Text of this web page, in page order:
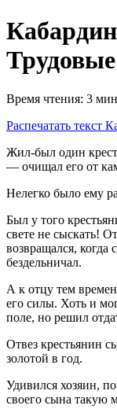
Время чтения: 3
Распечатать текст
Жил-был один
— очищал его от
Нелегко было ему
Был у того
свете не сыскать!
возвращался, когда
бездельничал.
А к отцу тем
его силы. Хоть и
поле, но решил
Отвез крестьянин
золотой в год.
Удивился хозяин,
своего сына такую